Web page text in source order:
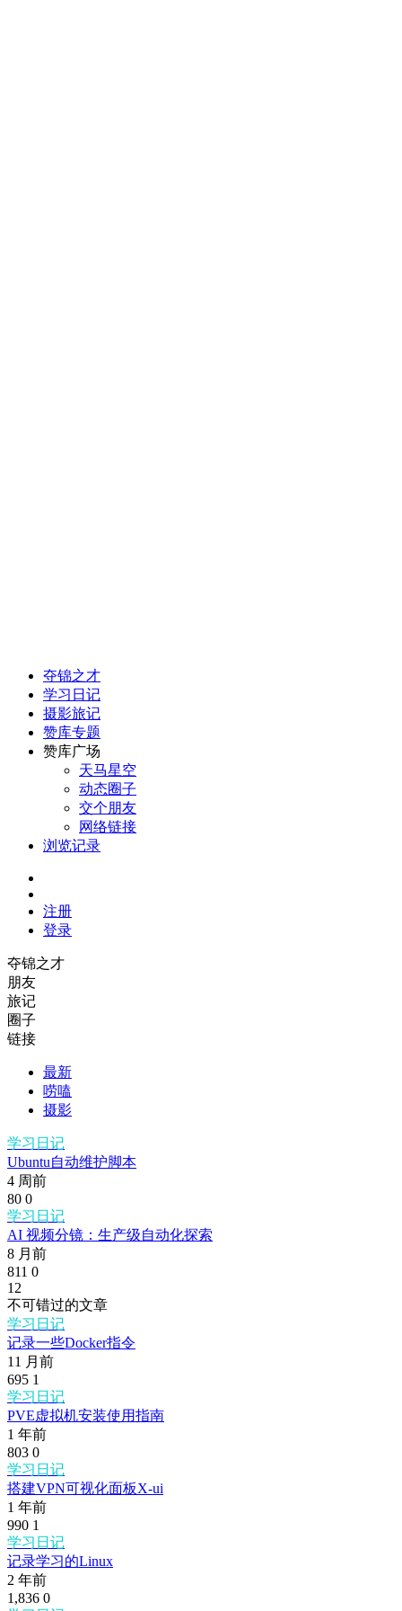
夺锦之才
学习日记
摄影旅记
赞库专题
赞库广场
天马星空
动态圈子
交个朋友
网络链接
浏览记录
注册
登录
夺锦之才
朋友
旅记
圈子
链接
最新
唠嗑
摄影
学习日记
Ubuntu自动维护脚本
4 周前
80 0
学习日记
AI 视频分镜：生产级自动化探索
8 月前
811 0
12
不可错过的文章
学习日记
记录一些Docker指令
11 月前
695 1
学习日记
PVE虚拟机安装使用指南
1 年前
803 0
学习日记
搭建VPN可视化面板X-ui
1 年前
990 1
学习日记
记录学习的Linux
2 年前
1,836 0